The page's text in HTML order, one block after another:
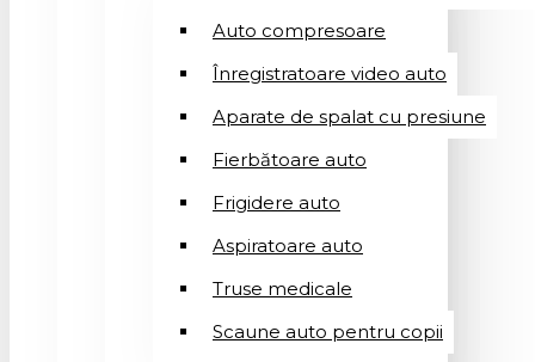
Auto compresoare
Înregistratoare video auto
Aparate de spalat cu presiune
Fierbătoare auto
Frigidere auto
Aspiratoare auto
Truse medicale
Scaune auto pentru copii